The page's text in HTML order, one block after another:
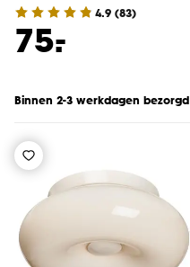
4.9 (83)
75.
-
Binnen 2-3 werkdagen bezorgd